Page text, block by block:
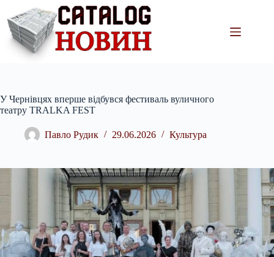
вмісту
У Чернівцях вперше відбувся фестиваль вуличного
театру TRALKA FEST
Павло Рудик 29.06.2026 Культура